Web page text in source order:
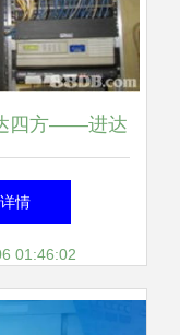
四方——进达
能网络新时代
情
01:46:02